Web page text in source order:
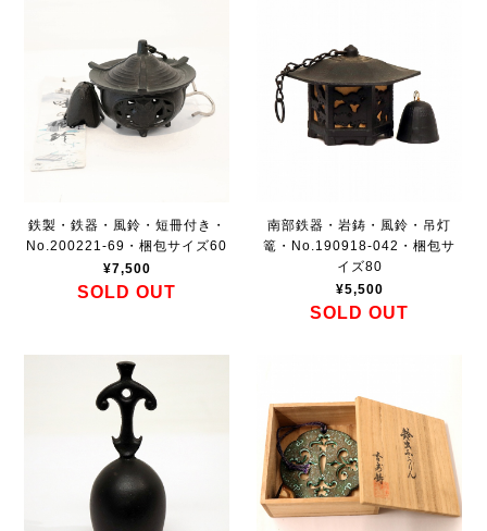
鉄製・鉄器・風鈴・短冊付き・
No.200221-69・梱包サイズ60
¥7,500
SOLD OUT
南部鉄器・岩鋳・風鈴・吊灯
篭・No.190918-042・梱包サ
イズ80
¥5,500
SOLD OUT